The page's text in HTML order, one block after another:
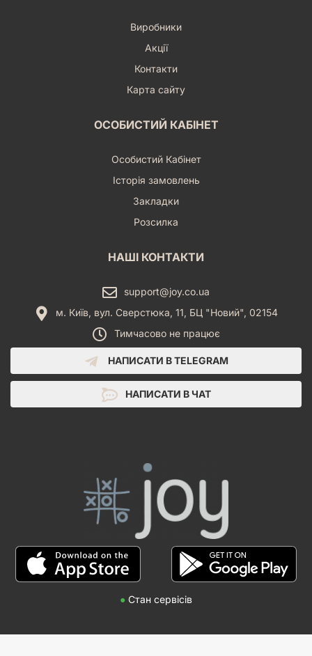
Виробники
Акції
Контакти
Карта сайту
ОСОБИСТИЙ КАБІНЕТ
Особистий Кабінет
Історія замовлень
Закладки
Розсилка
НАШІ КОНТАКТИ
support@joy.co.ua
м. Київ, вул. Сверстюка, 11, БЦ "Новий", 02154
Тимчасово не працює
НАПИСАТИ В TELEGRAM
НАПИСАТИ В ЧАТ
● Стан сервісів